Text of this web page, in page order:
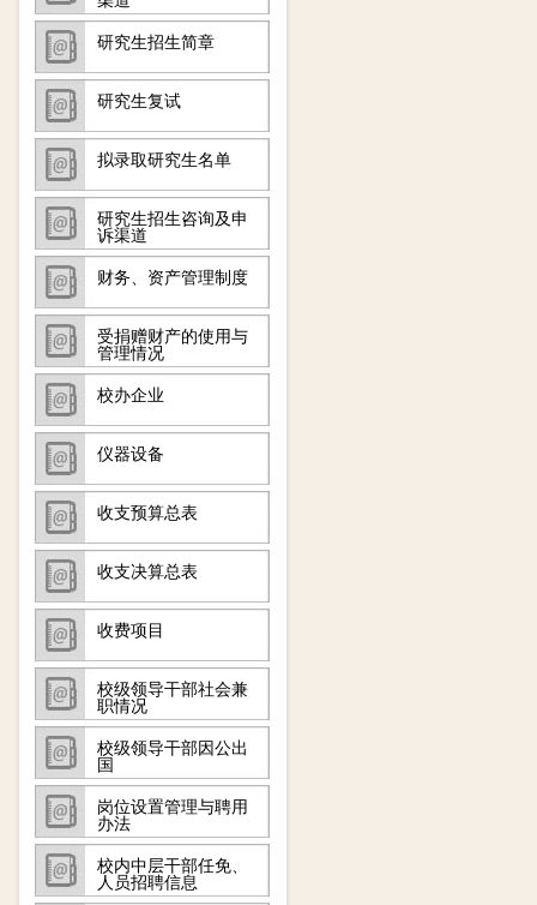
研究生招生简章
研究生复试
拟录取研究生名单
研究生招生咨询及申
诉渠道
财务、资产管理制度
受捐赠财产的使用与
管理情况
校办企业
仪器设备
收支预算总表
收支决算总表
收费项目
校级领导干部社会兼
职情况
校级领导干部因公出
国
岗位设置管理与聘用
办法
校内中层干部任免、
人员招聘信息